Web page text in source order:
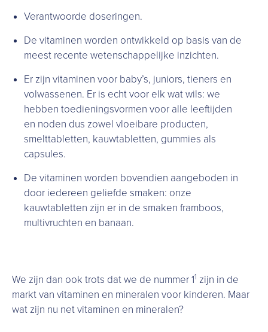
Verantwoorde doseringen.
De vitaminen worden ontwikkeld op basis van de
meest recente wetenschappelijke inzichten.
Er zijn vitaminen voor baby’s, juniors, tieners en
volwassenen. Er is echt voor elk wat wils: we
hebben toedieningsvormen voor alle leeftijden
en noden dus zowel vloeibare producten,
smelttabletten, kauwtabletten, gummies als
capsules.
De vitaminen worden bovendien aangeboden in
door iedereen geliefde smaken: onze
kauwtabletten zijn er in de smaken framboos,
multivruchten en banaan.
We zijn dan ook trots dat we de nummer 11 zijn in de
markt van vitaminen en mineralen voor kinderen. Maar
wat zijn nu net vitaminen en mineralen?